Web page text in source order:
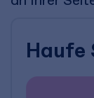
Haufe